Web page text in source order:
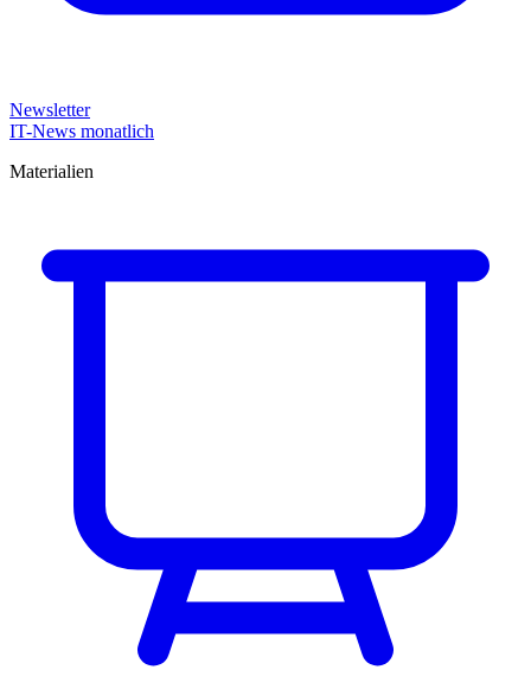
Newsletter
IT-News monatlich
Materialien